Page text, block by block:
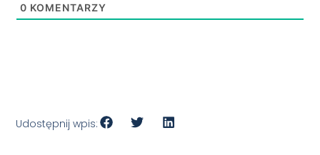
0 KOMENTARZY
Udostępnij wpis: